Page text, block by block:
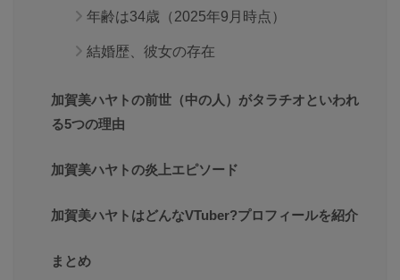
年齢は34歳（2025年9月時点）
結婚歴、彼女の存在
加賀美ハヤトの前世（中の人）がタラチオといわれ
る5つの理由
加賀美ハヤトの炎上エピソード
加賀美ハヤトはどんなVTuber?プロフィールを紹介
まとめ